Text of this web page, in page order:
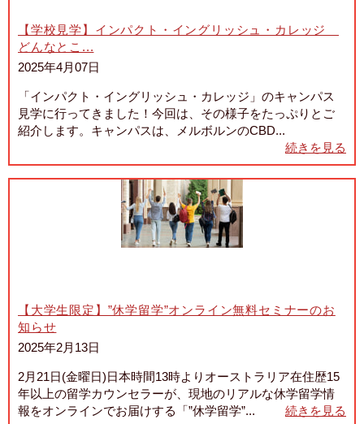
【学校見学】インパクト・イングリッシュ・カレッジ
どんなとこ...
2025年4月07日
「インパクト・イングリッシュ・カレッジ」のキャンパス
見学に行ってきました！今回は、その様子をたっぷりとご
紹介します。キャンパスは、メルボルンのCBD...
続きを見る
【大学生限定】”休学留学”オンライン無料セミナーのお
知らせ
2025年2月13日
2月21日(金曜日)日本時間13時よりオーストラリア在住歴15
年以上の留学カウンセラーが、現地のリアルな休学留学情
報をオンラインでお届けする「”休学留学”...
続きを見る